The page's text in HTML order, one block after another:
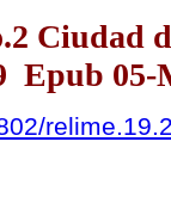
Ciudad
Epub 05-